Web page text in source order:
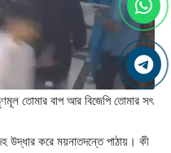
বাপ আর বিজেপি তোমার সৎ
উদ্ধার করে ময়নাতদন্তে পাঠায়। কী